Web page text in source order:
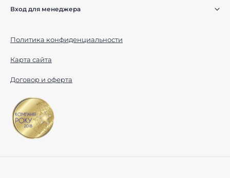
Вход для менеджера
Политика конфиденциальности
Карта сайта
Договор и оферта